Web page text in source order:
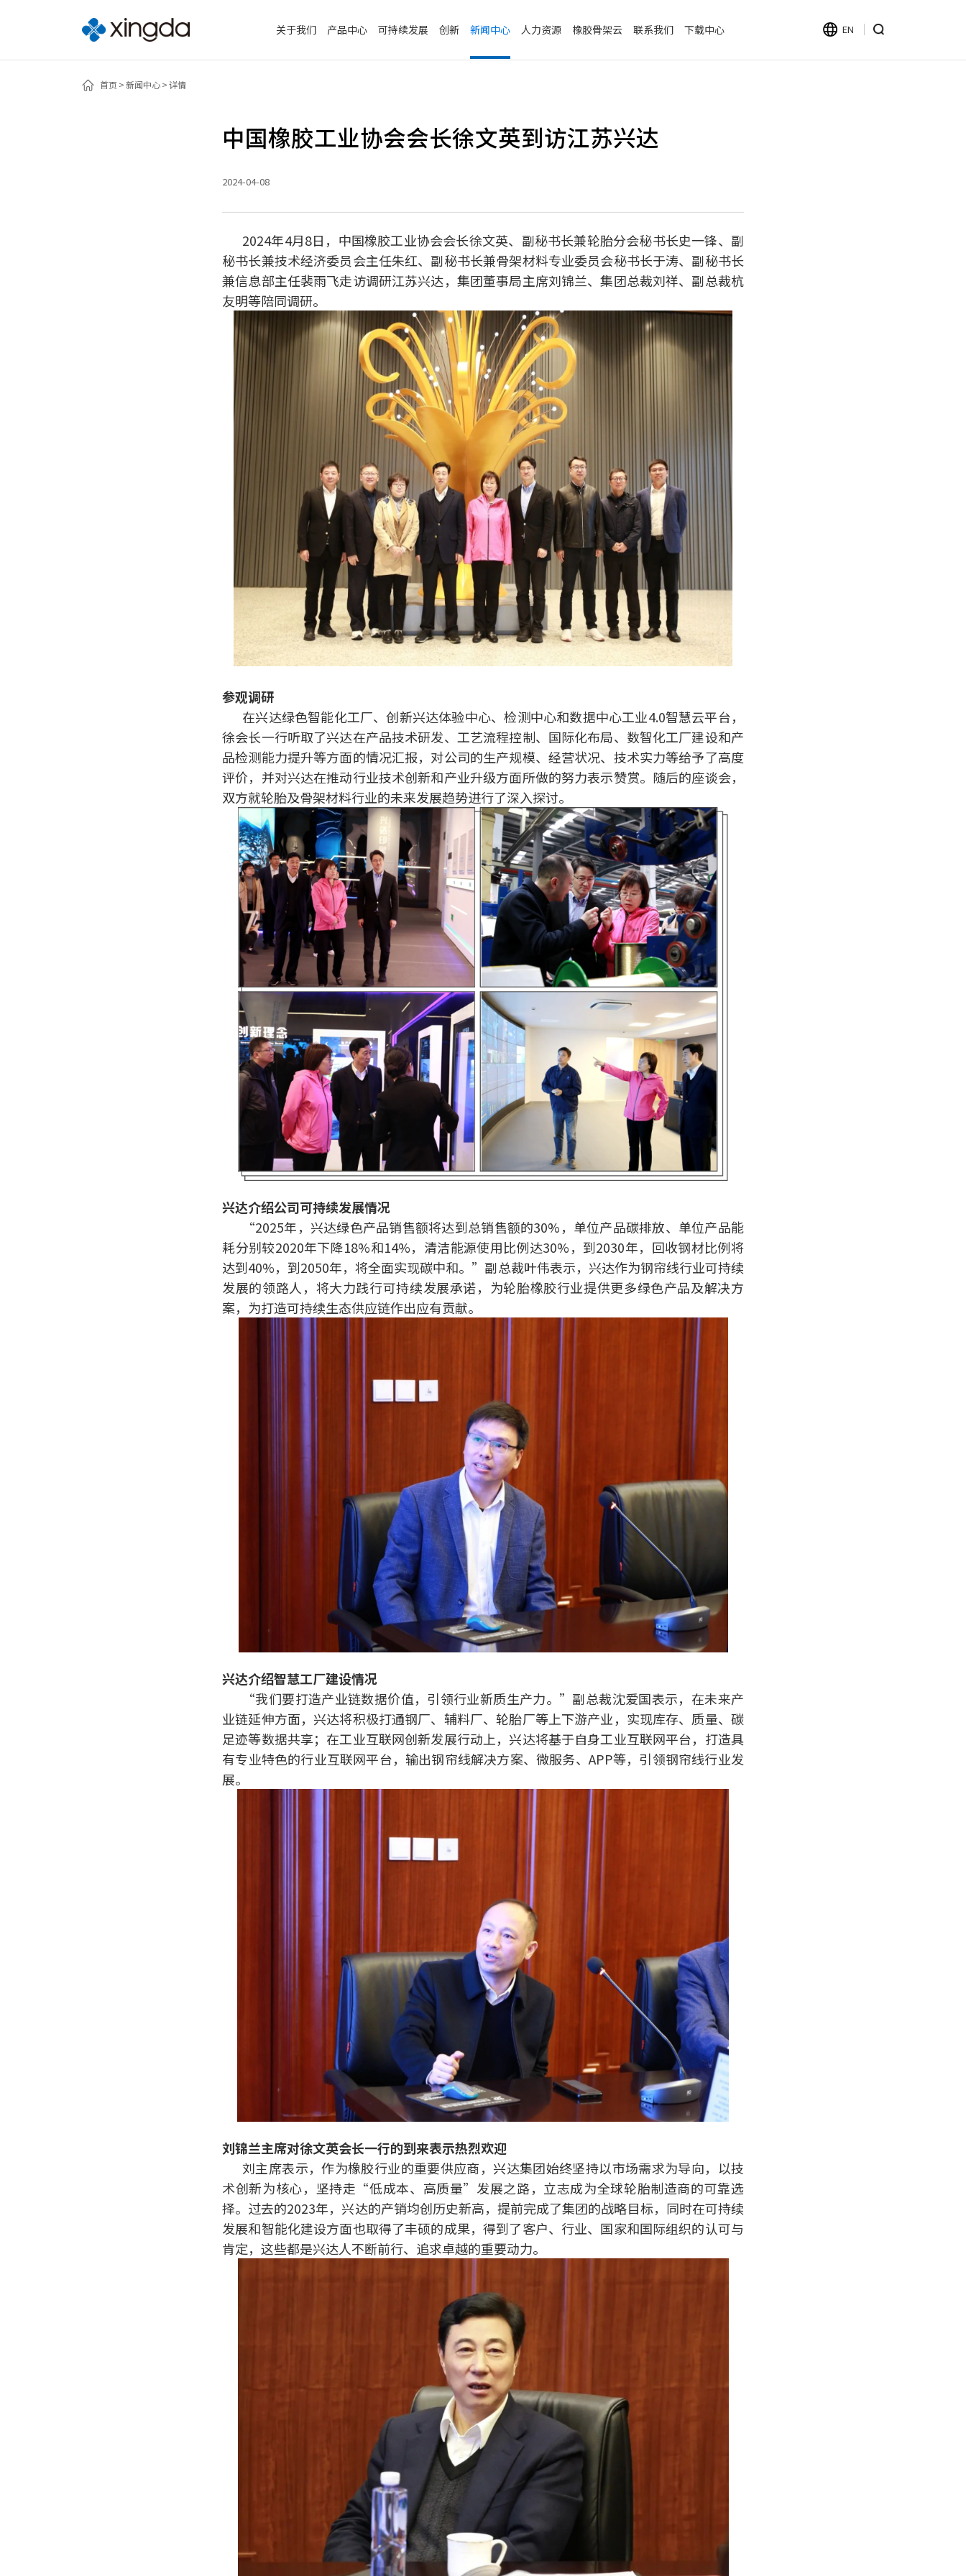
关于我们 产品中心 可持续发展 创新 新闻中心 人力资源 橡胶骨架云 联系我们 下载中心 EN
首页 新闻中心 详情
中国橡胶工业协会会长徐文英到访江苏兴达
2024-04-08
2024年4月8日，中国橡胶工业协会会长徐文英、副秘书长兼轮胎分会秘书长史一锋、副
秘书长兼技术经济委员会主任朱红、副秘书长兼骨架材料专业委员会秘书长于涛、副秘书长
兼信息部主任裴雨飞走访调研江苏兴达，集团董事局主席刘锦兰、集团总裁刘祥、副总裁杭
友明等陪同调研。
参观调研
在兴达绿色智能化工厂、创新兴达体验中心、检测中心和数据中心工业4.0智慧云平台，
徐会长一行听取了兴达在产品技术研发、工艺流程控制、国际化布局、数智化工厂建设和产
品检测能力提升等方面的情况汇报，对公司的生产规模、经营状况、技术实力等给予了高度
评价，并对兴达在推动行业技术创新和产业升级方面所做的努力表示赞赏。随后的座谈会，
双方就轮胎及骨架材料行业的未来发展趋势进行了深入探讨。
兴达介绍公司可持续发展情况
“2025年，兴达绿色产品销售额将达到总销售额的30%，单位产品碳排放、单位产品能
耗分别较2020年下降18%和14%，清洁能源使用比例达30%，到2030年，回收钢材比例将
达到40%，到2050年，将全面实现碳中和。”副总裁叶伟表示，兴达作为钢帘线行业可持续
发展的领路人，将大力践行可持续发展承诺，为轮胎橡胶行业提供更多绿色产品及解决方
案，为打造可持续生态供应链作出应有贡献。
兴达介绍智慧工厂建设情况
“我们要打造产业链数据价值，引领行业新质生产力。”副总裁沈爱国表示，在未来产
业链延伸方面，兴达将积极打通钢厂、辅料厂、轮胎厂等上下游产业，实现库存、质量、碳
足迹等数据共享；在工业互联网创新发展行动上，兴达将基于自身工业互联网平台，打造具
有专业特色的行业互联网平台，输出钢帘线解决方案、微服务、APP等，引领钢帘线行业发
展。
刘锦兰主席对徐文英会长一行的到来表示热烈欢迎
刘主席表示，作为橡胶行业的重要供应商，兴达集团始终坚持以市场需求为导向，以技
术创新为核心，坚持走“低成本、高质量”发展之路，立志成为全球轮胎制造商的可靠选
择。过去的2023年，兴达的产销均创历史新高，提前完成了集团的战略目标，同时在可持续
发展和智能化建设方面也取得了丰硕的成果，得到了客户、行业、国家和国际组织的认可与
肯定，这些都是兴达人不断前行、追求卓越的重要动力。